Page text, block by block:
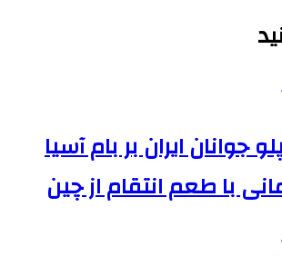
جوانان ایران بر بام آسیا
با طعم انتقام از چین